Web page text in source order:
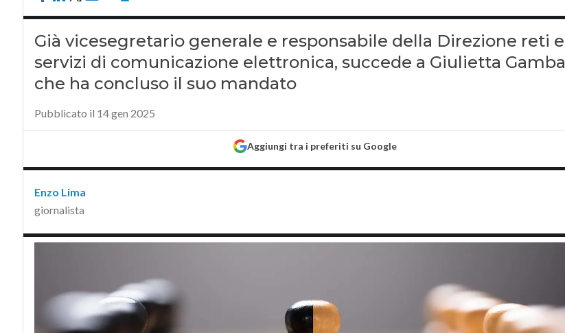
Già vicesegretario generale e responsabile della Direzione reti e
servizi di comunicazione elettronica, succede a Giulietta Gamba
che ha concluso il suo mandato
Pubblicato il 14 gen 2025
Aggiungi tra i preferiti su Google
Enzo Lima
giornalista